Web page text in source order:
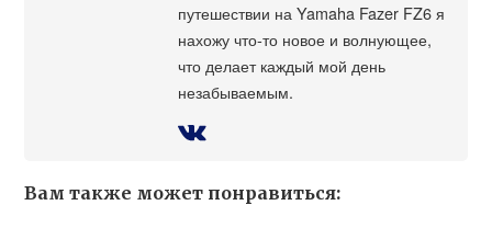
путешествии на Yamaha Fazer FZ6 я
нахожу что-то новое и волнующее,
что делает каждый мой день
незабываемым.
Вам также может понравиться: